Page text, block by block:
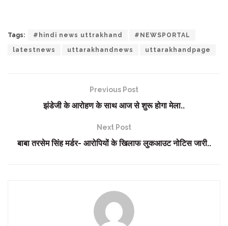
Tags: #hindi news uttrakhand #NEWSPORTAL
latestnews uttarakhandnews uttarakhandpage
Previous Post
झंडेजी के आरोहण के साथ आज से शुरू होगा मेला..
Next Post
बाबा तरसेम सिंह मर्डर- आरोपियों के खिलाफ लुकआउट नोटिस जारी..